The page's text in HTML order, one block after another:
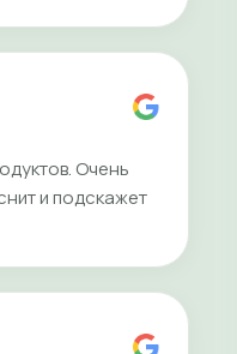
Очень
и подскажет